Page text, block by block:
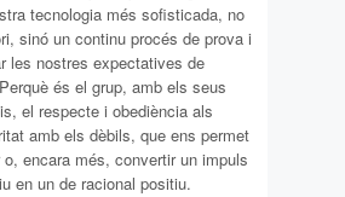
tecnologia més sofisticada, no
sinó un continu procés de prova i
les nostres expectatives de
és el grup, amb els seus
el respecte i obediència als
amb els dèbils, que ens permet
encara més, convertir un impuls
en un de racional positiu.